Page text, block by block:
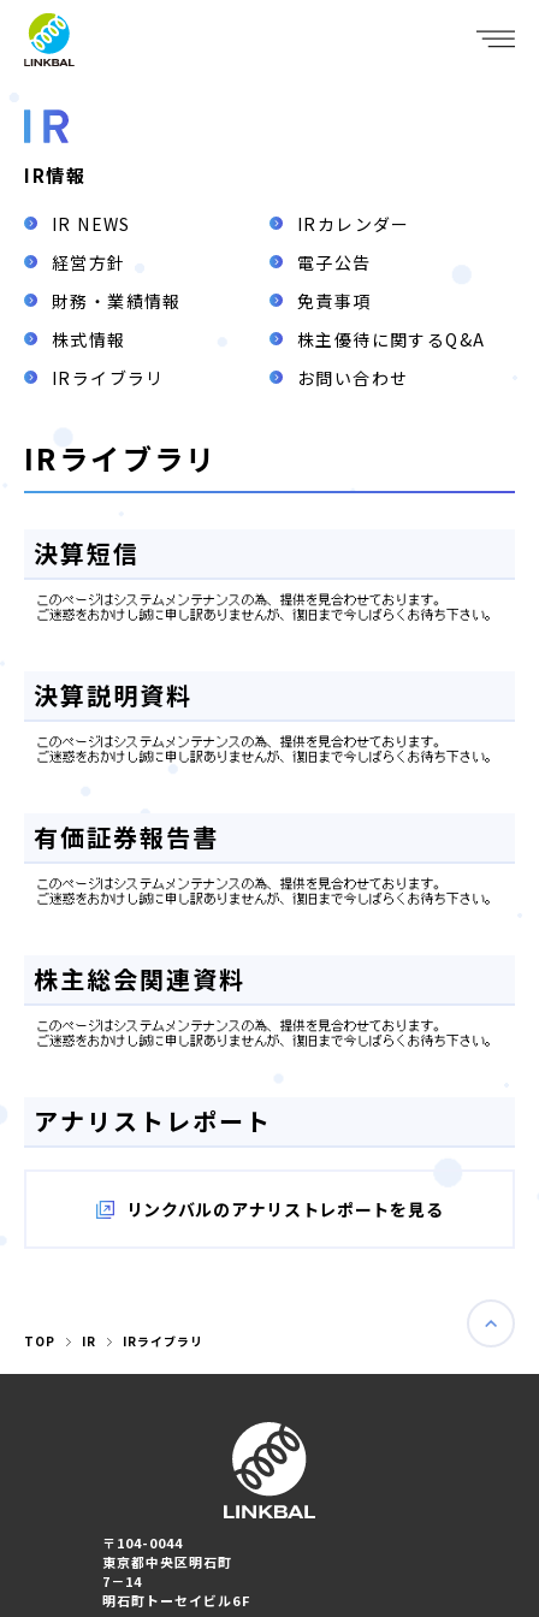
WHO WE ARE
SERVICE
COMPANY
IR
RECRUIT
CONTACT
婚活パーティー（大阪）
PRIVACY POLICY
匿名加工情報
JP
IR情報
IR NEWS
経営方針
財務・業績情報
株式情報
IRライブラリ
IRカレンダー
電子公告
免責事項
株主優待に関するQ&A
お問い合わせ
IRライブラリ
決算短信
決算説明資料
有価証券報告書
株主総会関連資料
アナリストレポート
リンクバルのアナリストレポートを見る
TOP IR IRライブラリ
〒104-0044
東京都中央区明石町
7－14
明石町トーセイビル6F